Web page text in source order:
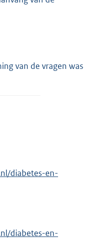
van de vragen was
diabetes-en-
diabetes-en-